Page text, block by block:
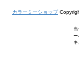
カラーミーショップ
ー